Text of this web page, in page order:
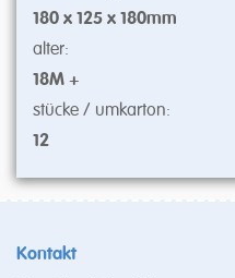
180 x 125 x 180mm
alter:
18M +
stücke / umkarton:
12
Kontakt